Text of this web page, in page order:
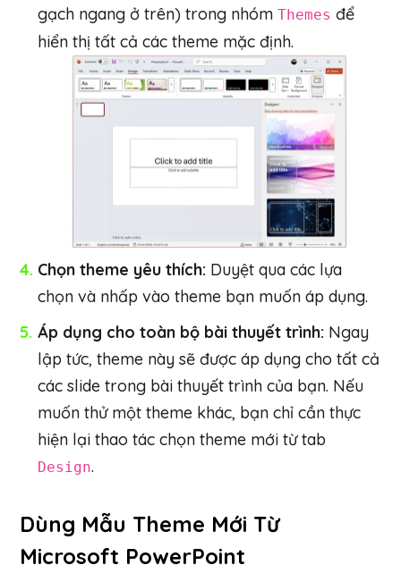
gạch ngang ở trên) trong nhómThemes để
hiển thị tất cả các theme mặc định.
Chọn theme yêu thích: Duyệt qua các lựa
chọn và nhấp vào theme bạn muốn áp dụng.
Áp dụng cho toàn bộ bài thuyết trình: Ngay
lập tức, theme này sẽ được áp dụng cho tất cả
các slide trong bài thuyết trình của bạn. Nếu
muốn thử một theme khác, bạn chỉ cần thực
hiện lại thao tác chọn theme mới từ tab
Design.
Dùng Mẫu Theme Mới Từ
Microsoft PowerPoint